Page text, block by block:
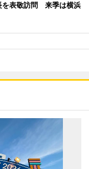
を表敬訪問 来季は横浜